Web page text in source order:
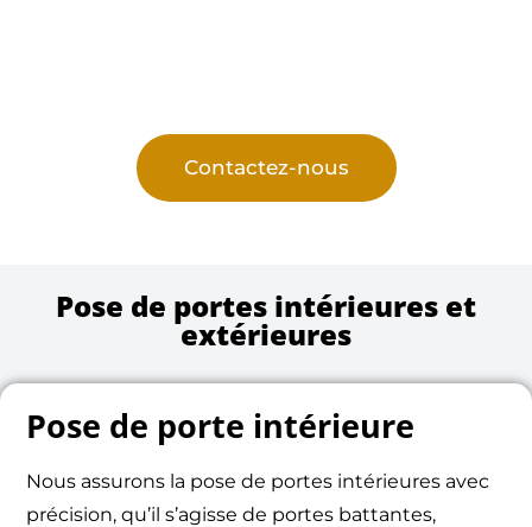
Contactez-nous
Pose de portes intérieures et
extérieures
Pose de porte intérieure
Nous assurons la pose de portes intérieures avec
précision, qu’il s’agisse de portes battantes,